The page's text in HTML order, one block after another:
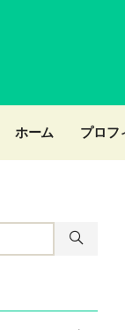
ホーム プロフ